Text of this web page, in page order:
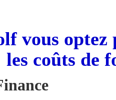
vous
les coûts de